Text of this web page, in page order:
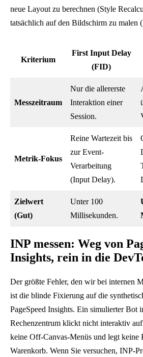
neue Layout zu berechnen (Style
tatsächlich auf den Bildschirm zu malen
Kriterium
First Input Delay
(FID)
Messzeitraum
Nur die allererste
Interaktion einer
Session.
Metrik-Fokus
Reine Wartezeit bis
zur Event-
Verarbeitung
(Input Delay).
Zielwert
(Gut)
Unter 100
Millisekunden.
INP messen: Weg von
Insights, rein in die
Der größte Fehler, den wir bei internen
ist die blinde Fixierung auf die
PageSpeed Insights. Ein simulierter Bot
Rechenzentrum klickt nicht interaktiv
keine Off-Canvas-Menüs und legt keine
Warenkorb. Wenn Sie versuchen, INP-